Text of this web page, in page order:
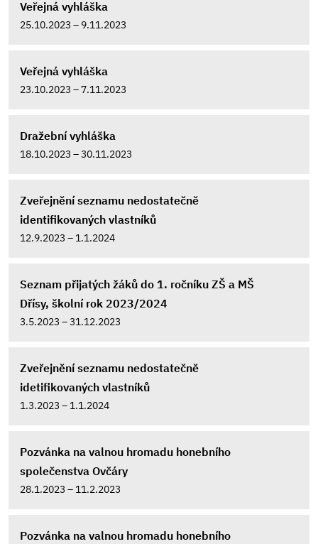
Veřejná vyhláška
25.10.2023 – 9.11.2023
Veřejná vyhláška
23.10.2023 – 7.11.2023
Dražební vyhláška
18.10.2023 – 30.11.2023
Zveřejnění seznamu nedostatečně
identifikovaných vlastníků
12.9.2023 – 1.1.2024
Seznam přijatých žáků do 1. ročníku ZŠ a MŠ
Dřísy, školní rok 2023/2024
3.5.2023 – 31.12.2023
Zveřejnění seznamu nedostatečně
idetifikovaných vlastníků
1.3.2023 – 1.1.2024
Pozvánka na valnou hromadu honebního
společenstva Ovčáry
28.1.2023 – 11.2.2023
Pozvánka na valnou hromadu honebního